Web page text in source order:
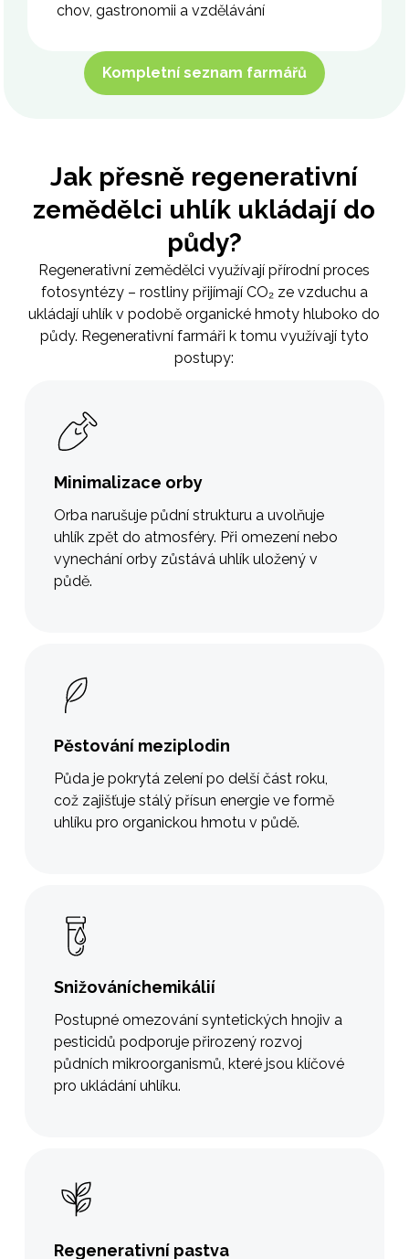
chov, gastronomii a vzdělávání
Kompletní seznam farmářů
Jak přesně regenerativní
zemědělci uhlík ukládají do
půdy?
Regenerativní zemědělci využívají přírodní proces
fotosyntézy – rostliny přijímají CO₂ ze vzduchu a
ukládají uhlík v podobě organické hmoty hluboko do
půdy. Regenerativní farmáři k tomu využívají tyto
postupy:
Minimalizace orby
Orba narušuje půdní strukturu a uvolňuje
uhlík zpět do atmosféry. Při omezení nebo
vynechání orby zůstává uhlík uložený v
půdě.
Pěstování meziplodin
Půda je pokrytá zelení po delší část roku,
což zajišťuje stálý přísun energie ve formě
uhlíku pro organickou hmotu v půdě.
Snižováníchemikálií
Postupné omezování syntetických hnojiv a
pesticidů podporuje přirozený rozvoj
půdních mikroorganismů, které jsou klíčové
pro ukládání uhlíku.
Regenerativní pastva